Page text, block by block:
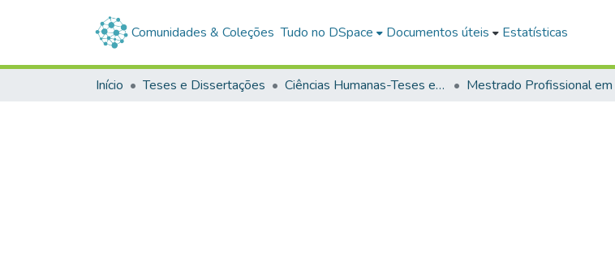
Comunidades & Coleções Tudo no DSpace Documentos úteis Estatísticas
Início Teses e Dissertações Ciências Humanas-Teses e Dissertações